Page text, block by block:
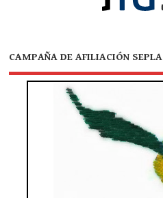
CAMPAÑA DE AFILIACIÓN SEPLA